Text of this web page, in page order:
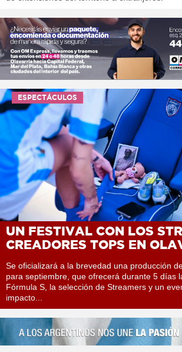
ESPECTÁCULOS
UN FESTIVAL CON LOS
CREADORES TOPS EN
Se oficializará a la brevedad una producción
para septiembre, que ofrecerá durante 5 días
Fórmula S, la selección de Streamers y un
impacto...